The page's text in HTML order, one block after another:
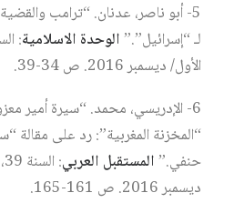
5- أبو ناصر، عدنان. “ترامب
لـ “إسرائيل”.”الوحدة الاسلامية
الأول/ ديسمبر 2016. ص 34-39.
6- الإدريسي، محمد. “سيرة أمير
“المخزنة المغربية”: رد على مقالة
حنفي.”المستقبل العربي
ديسمبر 2016. ص 161-165.